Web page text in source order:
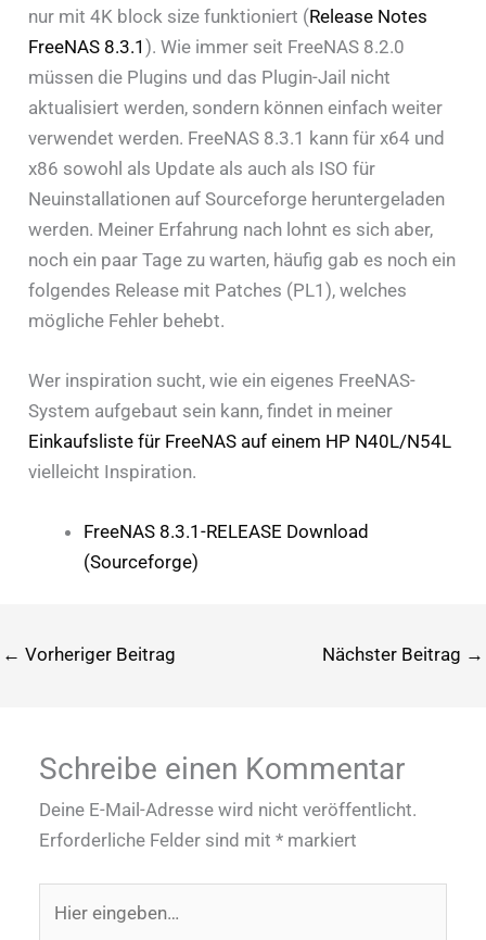
nur mit 4K block size funktioniert (Release Notes
FreeNAS 8.3.1 ). Wie immer seit FreeNAS 8.2.0
müssen die Plugins und das Plugin-Jail nicht
aktualisiert werden, sondern können einfach weiter
verwendet werden. FreeNAS 8.3.1 kann für x64 und
x86 sowohl als Update als auch als ISO für
Neuinstallationen auf Sourceforge heruntergeladen
werden. Meiner Erfahrung nach lohnt es sich aber,
noch ein paar Tage zu warten, häufig gab es noch ein
folgendes Release mit Patches (PL1), welches
mögliche Fehler behebt.
Wer inspiration sucht, wie ein eigenes FreeNAS-
System aufgebaut sein kann, findet in meiner
Einkaufsliste für FreeNAS auf einem HP N40L/N54L
vielleicht Inspiration.
FreeNAS 8.3.1-RELEASE Download
(Sourceforge)
← Vorheriger Beitrag Nächster Beitrag →
Schreibe einen Kommentar
Deine E-Mail-Adresse wird nicht veröffentlicht.
Erforderliche Felder sind mit* markiert
eingeben…